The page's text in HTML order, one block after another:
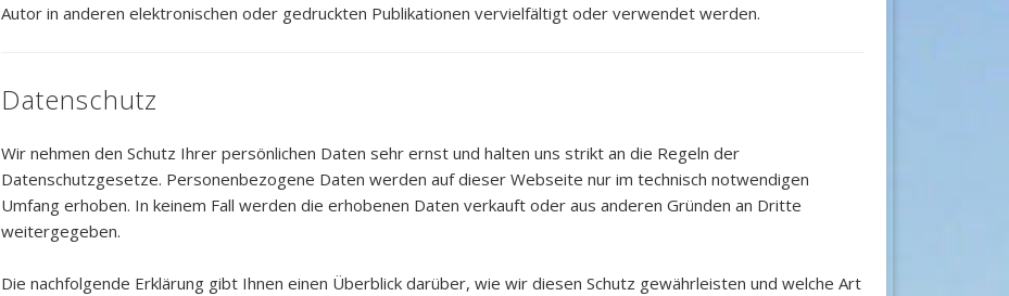
Autor in anderen elektronischen oder gedruckten Publikationen vervielfältigt oder verwendet werden.
Datenschutz
Wir nehmen den Schutz Ihrer persönlichen Daten sehr ernst und halten uns strikt an die Regeln der
Datenschutzgesetze. Personenbezogene Daten werden auf dieser Webseite nur im technisch notwendigen
Umfang erhoben. In keinem Fall werden die erhobenen Daten verkauft oder aus anderen Gründen an Dritte
weitergegeben.
Die nachfolgende Erklärung gibt Ihnen einen Überblick darüber, wie wir diesen Schutz gewährleisten und welche Art